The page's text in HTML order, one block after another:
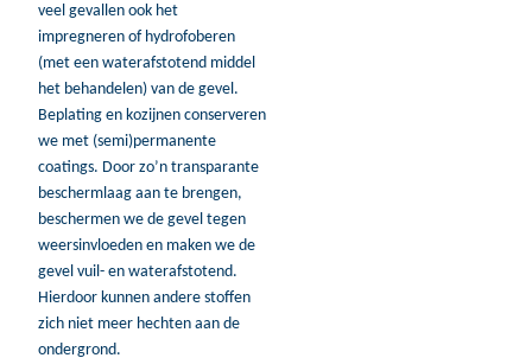
veel gevallen ook het
impregneren of hydrofoberen
(met een waterafstotend middel
het behandelen) van de gevel.
Beplating en kozijnen conserveren
we met (semi)permanente
coatings. Door zo’n transparante
beschermlaag aan te brengen,
beschermen we de gevel tegen
weersinvloeden en maken we de
gevel vuil- en waterafstotend.
Hierdoor kunnen andere stoffen
zich niet meer hechten aan de
ondergrond.